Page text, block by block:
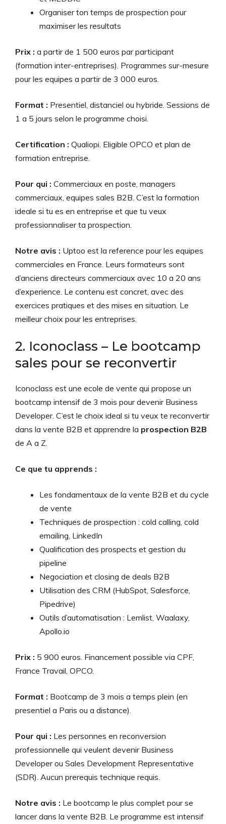
Organiser ton temps de prospection pour
maximiser les resultats
Prix : a partir de 1 500 euros par participant
(formation inter-entreprises). Programmes sur-mesure
pour les equipes a partir de 3 000 euros.
Format : Presentiel, distanciel ou hybride. Sessions de
1 a 5 jours selon le programme choisi.
Certification : Qualiopi. Eligible OPCO et plan de
formation entreprise.
Pour qui : Commerciaux en poste, managers
commerciaux, equipes sales B2B. C’est la formation
ideale si tu es en entreprise et que tu veux
professionnaliser ta prospection.
Notre avis : Uptoo est la reference pour les equipes
commerciales en France. Leurs formateurs sont
d’anciens directeurs commerciaux avec 10 a 20 ans
d’experience. Le contenu est concret, avec des
exercices pratiques et des mises en situation. Le
meilleur choix pour les entreprises.
2. Iconoclass – Le bootcamp
sales pour se reconvertir
Iconoclass est une ecole de vente qui propose un
bootcamp intensif de 3 mois pour devenir Business
Developer. C’est le choix ideal si tu veux te reconvertir
dans la vente B2B et apprendre la prospection B2B
de A a Z.
Ce que tu apprends :
Les fondamentaux de la vente B2B et du cycle
de vente
Techniques de prospection : cold calling, cold
emailing, LinkedIn
Qualification des prospects et gestion du
pipeline
Negociation et closing de deals B2B
Utilisation des CRM (HubSpot, Salesforce,
Pipedrive)
Outils d’automatisation : Lemlist, Waalaxy,
Apollo.io
Prix : 5 900 euros. Financement possible via CPF,
France Travail, OPCO.
Format : Bootcamp de 3 mois a temps plein (en
presentiel a Paris ou a distance).
Pour qui : Les personnes en reconversion
professionnelle qui veulent devenir Business
Developer ou Sales Development Representative
(SDR). Aucun prerequis technique requis.
Notre avis : Le bootcamp le plus complet pour se
lancer dans la vente B2B. Le programme est intensif